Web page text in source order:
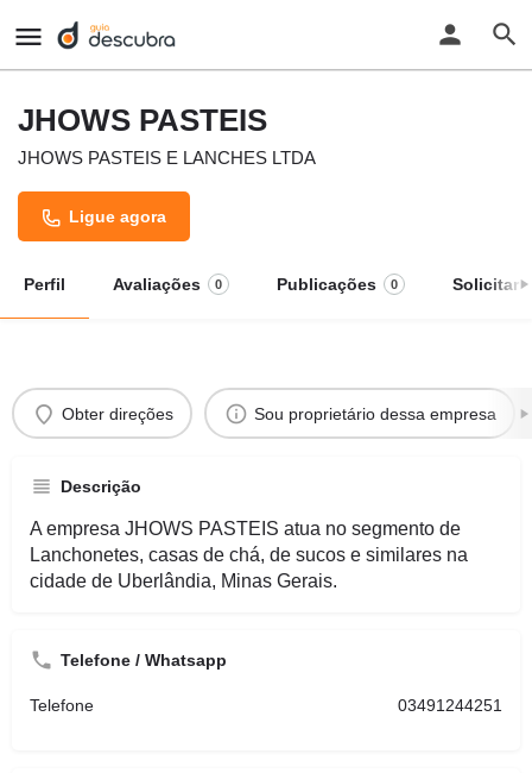
JHOWS PASTEIS
JHOWS PASTEIS E LANCHES LTDA
Ligue agora
Perfil Avaliações 0 Publicações 0 Solicitar
Obter direções Sou proprietário dessa empresa
Descrição
A empresa JHOWS PASTEIS atua no segmento de
Lanchonetes, casas de chá, de sucos e similares na
cidade de Uberlândia, Minas Gerais.
Telefone / Whatsapp
Telefone 03491244251